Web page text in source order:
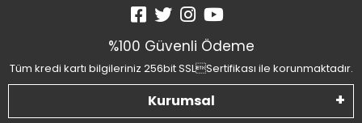
%100 Güvenli Ödeme
Tüm kredi kartı bilgileriniz 256bit SSLSertifikası ile korunmaktadır.
Kurumsal